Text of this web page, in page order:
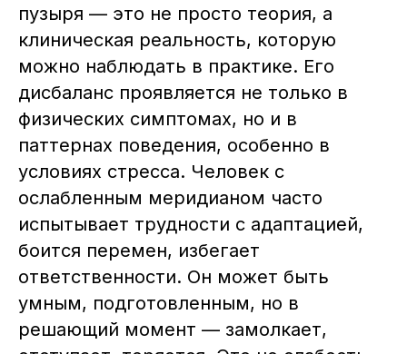
пузыря — это не просто теория, а
клиническая реальность, которую
можно наблюдать в практике. Его
дисбаланс проявляется не только в
физических симптомах, но и в
паттернах поведения, особенно в
условиях стресса. Человек с
ослабленным меридианом часто
испытывает трудности с адаптацией,
боится перемен, избегает
ответственности. Он может быть
умным, подготовленным, но в
решающий момент — замолкает,